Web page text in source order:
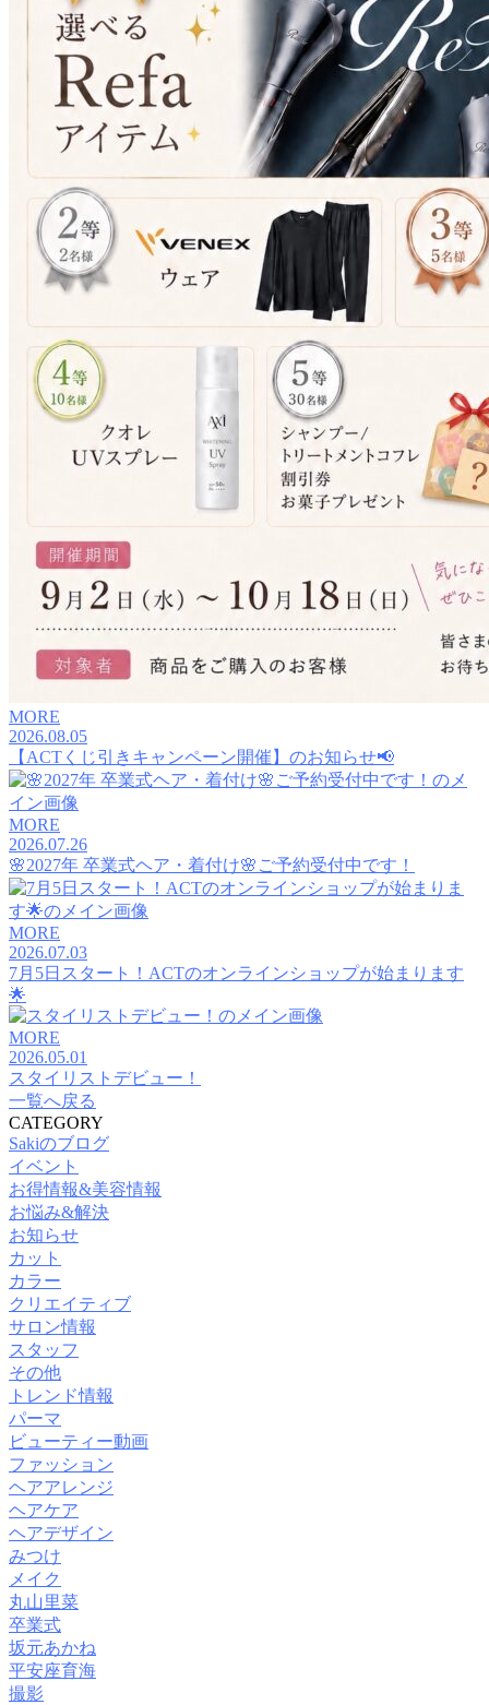
MORE
2026.08.05
【ACTくじ引きキャンペーン開催】のお知らせ📢
MORE
2026.07.26
🌸2027年 卒業式ヘア・着付け🌸ご予約受付中です！
MORE
2026.07.03
7月5日スタート！ACTのオンラインショップが始まります
🌟
MORE
2026.05.01
スタイリストデビュー！
一覧へ戻る
CATEGORY
Sakiのブログ
イベント
お得情報&美容情報
お悩み&解決
お知らせ
カット
カラー
クリエイティブ
サロン情報
スタッフ
その他
トレンド情報
パーマ
ビューティー動画
ファッション
ヘアアレンジ
ヘアケア
ヘアデザイン
みつけ
メイク
丸山里菜
卒業式
坂元あかね
平安座育海
撮影